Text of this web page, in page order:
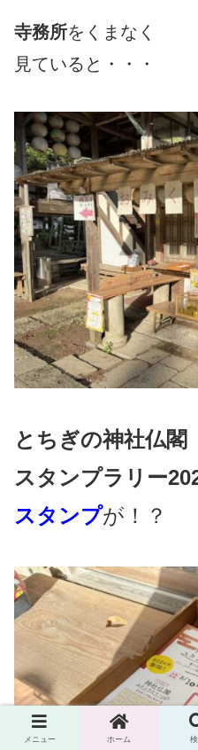
寺務所をくまなく
見ていると・・・
とちぎの神社仏閣
スタンプラリー
スタンプが！？
メニュー ホーム